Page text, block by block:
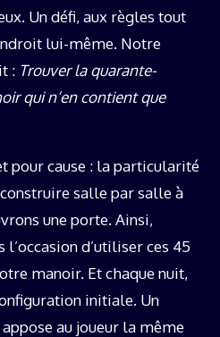
Un défi, aux règles tout
lui-même. Notre
: Trouver la quarante-
qui n’en contient que
pour cause : la particularité
salle par salle à
une porte. Ainsi,
l’occasion d’utiliser ces 45
manoir. Et chaque nuit,
initiale. Un
au joueur la même